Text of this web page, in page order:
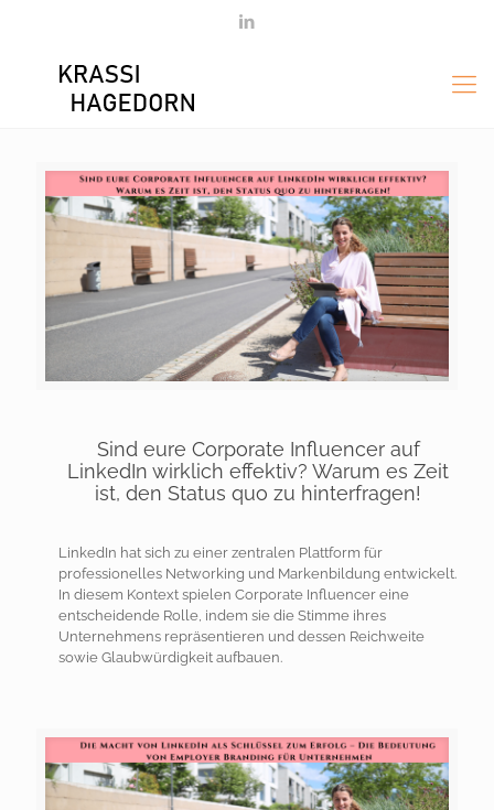
Sind eure Corporate Influencer auf
LinkedIn wirklich effektiv? Warum es Zeit
ist, den Status quo zu hinterfragen!
LinkedIn hat sich zu einer zentralen Plattform für
professionelles Networking und Markenbildung entwickelt.
In diesem Kontext spielen Corporate Influencer eine
entscheidende Rolle, indem sie die Stimme ihres
Unternehmens repräsentieren und dessen Reichweite
sowie Glaubwürdigkeit aufbauen.